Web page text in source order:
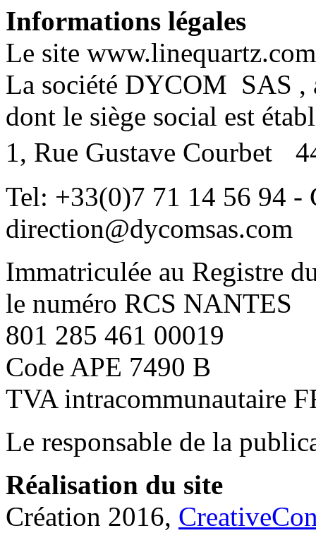
Informations légales
Le site
La société DYCOM SAS ,
dont le siège social est
1, Rue Gustave Courbet
Tel: +33(0)7 71 14 56 94 -
direction@dycomsas.com
Immatriculée au Registre
le numéro RCS NANTES
801 285 461 00019
Code APE 7490 B
TVA intracommunautaire
Le responsable de la
Réalisation du site
Création 2016,